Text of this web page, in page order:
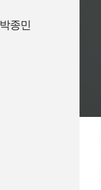
박종민